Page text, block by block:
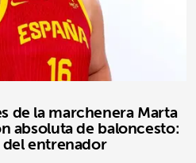
de la marchenera Marta
absoluta de baloncesto:
entrenador